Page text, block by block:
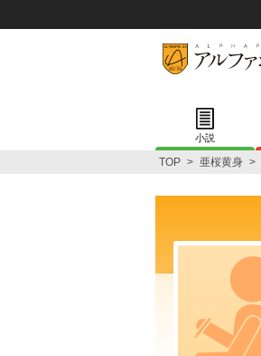
小説
TOP > 亜桜黄身 >